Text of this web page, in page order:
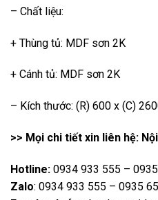
– Chất liệu:
+ Thùng tủ: MDF sơn 2K
+ Cánh tủ: MDF sơn 2K
– Kích thước: (R) 600 x (C)
>> Mọi chi tiết xin liên hệ:
Hotline: 0934 933 555 –
Zalo: 0934 933 555 – 0935